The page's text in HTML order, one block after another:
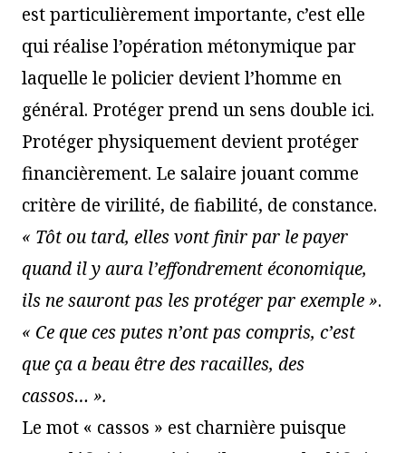
est particulièrement importante, c’est elle
qui réalise l’opération métonymique par
laquelle le policier devient l’homme en
général. Protéger prend un sens double ici.
Protéger physiquement devient protéger
financièrement. Le salaire jouant comme
critère de virilité, de fiabilité, de constance.
« Tôt ou tard, elles vont finir par le payer
quand il y aura l’effondrement économique,
ils ne sauront pas les protéger par exemple ».
« Ce que ces putes n’ont pas compris, c’est
que ça a beau être des racailles, des
cassos… ».
Le mot « cassos » est charnière puisque